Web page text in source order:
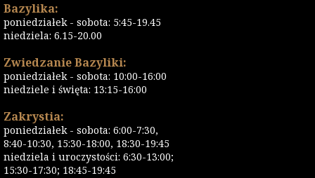
Bazylika:
poniedziałek - sobota: 5:45-19.45
niedziela: 6.15-20.00
Zwiedzanie Bazyliki:
poniedziałek - sobota: 10:00-16:00
niedziele i święta: 13:15-16:00
Zakrystia:
poniedziałek - sobota: 6:00-7:30,
8:40-10:30, 15:30-18:00, 18:30-19:45
niedziela i uroczystości: 6:30-13:00;
15:30-17:30; 18:45-19:45